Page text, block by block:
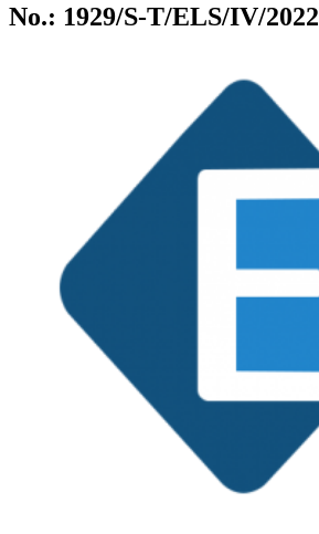
No.: 1929/S-T/ELS/IV/2022